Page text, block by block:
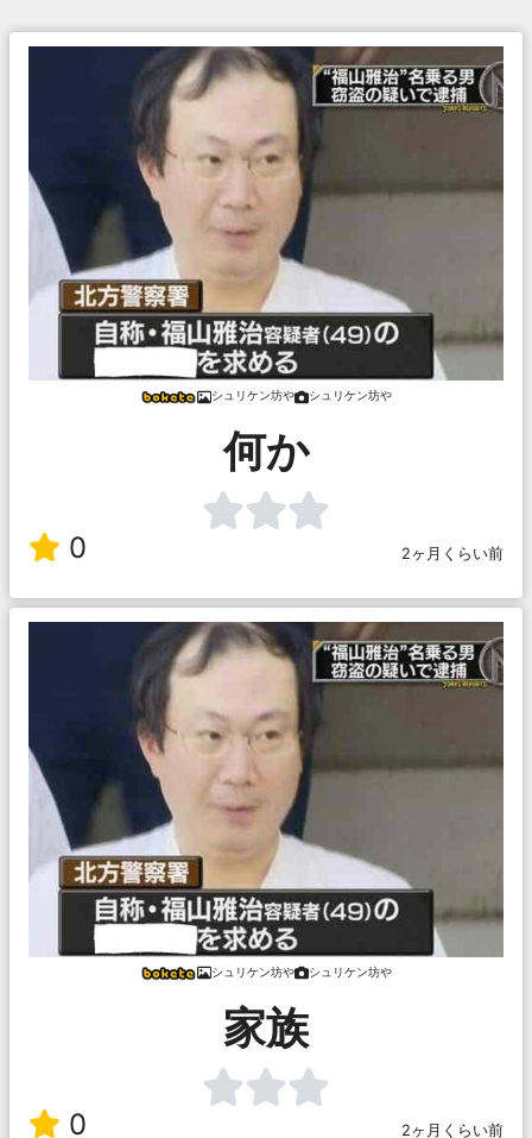
シュリケン坊や シュリケン坊や
何か
0 2ヶ月くらい前
シュリケン坊や シュリケン坊や
家族
0 2ヶ月くらい前